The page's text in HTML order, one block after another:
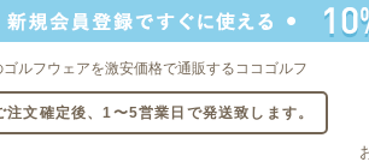
ゴルフウェアを激安価格で通販するココゴルフ
注文確定後、1〜5営業日で発送致します。